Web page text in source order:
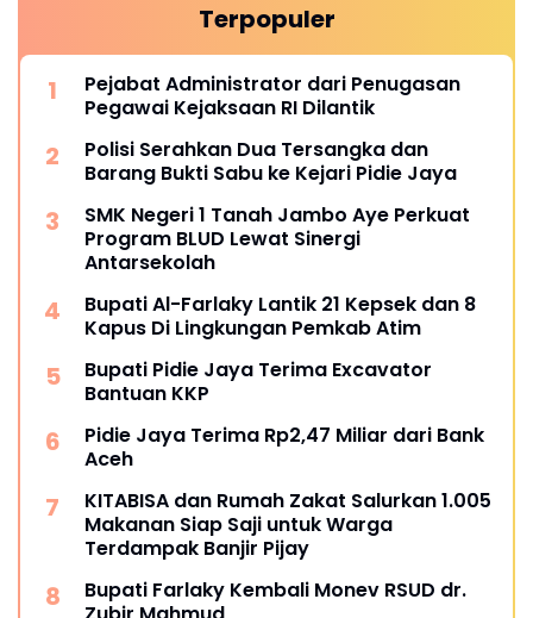
Terpopuler
Pejabat Administrator dari Penugasan
Pegawai Kejaksaan RI Dilantik
Polisi Serahkan Dua Tersangka dan
Barang Bukti Sabu ke Kejari Pidie Jaya
SMK Negeri 1 Tanah Jambo Aye Perkuat
Program BLUD Lewat Sinergi
Antarsekolah
Bupati Al-Farlaky Lantik 21 Kepsek dan 8
Kapus Di Lingkungan Pemkab Atim
Bupati Pidie Jaya Terima Excavator
Bantuan KKP
Pidie Jaya Terima Rp2,47 Miliar dari Bank
Aceh
KITABISA dan Rumah Zakat Salurkan 1.005
Makanan Siap Saji untuk Warga
Terdampak Banjir Pijay
Bupati Farlaky Kembali Monev RSUD dr.